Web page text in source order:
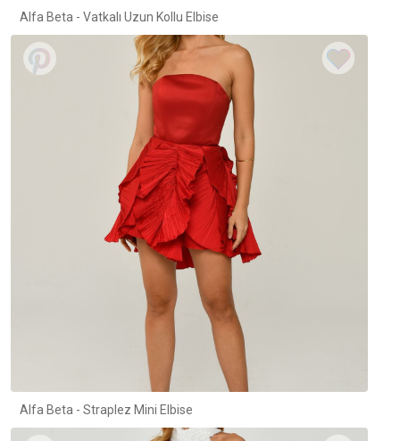
Alfa Beta - Vatkalı Uzun Kollu Elbise
Alfa Beta - Straplez Mini Elbise